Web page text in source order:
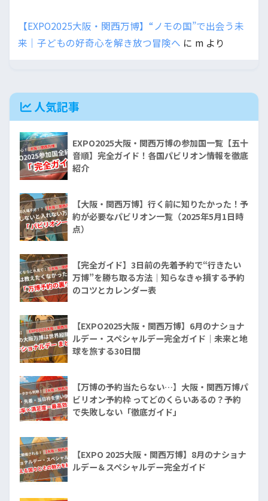
【EXPO2025大阪・関西万博】“ノモの国”で出会う未
来｜子どもの好奇心を解き放つ冒険へ に m より
人気記事
EXPO2025大阪・関西万博の参加国一覧【五十
音順】完全ガイド！各国パビリオン情報を徹底
紹介
【大阪・関西万博】行く前に知りたかった！予
約が必要なパビリオン一覧（2025年5月1日時
点）
【完全ガイド】3日前の先着予約で“行きたい
万博”を勝ち取る方法｜知らなきゃ損する予約
のコツとカレンダー表
【EXPO2025大阪・関西万博】6月のナショナ
ルデー・スペシャルデー完全ガイド｜未来と地
球を旅する30日間
【万博の予約当たらない…】大阪・関西万博パ
ビリオン予約枠 ってどのくらいあるの？予約
で失敗しない「徹底ガイド」
【EXPO 2025大阪・関西万博】8月のナショナ
ルデー＆スペシャルデー完全ガイド